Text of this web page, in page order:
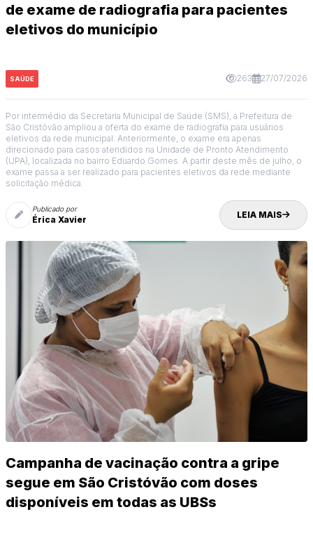
de exame de radiografia para pacientes
eletivos do município
SAÚDE 263 27/07/2026
Por intermédio da Secretaria Municipal de Saúde (SMS), a Prefeitura de
São Cristóvão ampliou a oferta do exame de radiografia para usuários
eletivos da rede municipal. Anteriormente, o exame era apenas
direcionado para casos atendidos na Unidade de Pronto Atendimento
(UPA), localizada no bairro Eduardo Gomes. A partir deste mês de julho, o
exame passa a ser realizado para pacientes eletivos da rede mediante
solicitação médica.
Publicado por
Érica Xavier LEIA MAIS
Campanha de vacinação contra a gripe
segue em São Cristóvão com doses
disponíveis em todas as UBSs